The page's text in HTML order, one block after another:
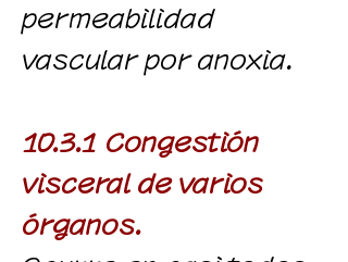
permeabilidad
vascular por anoxia.
10.3.1 Congestión
visceral de varios
órganos.